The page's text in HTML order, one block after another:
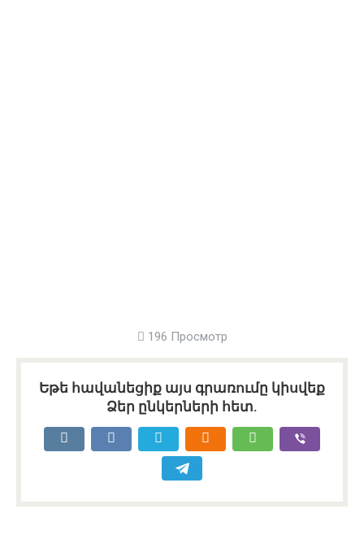
196 Просмотр
Եթե հավանեցիք այս գրառումը կիսվեք
Ձեր ընկերների հետ.